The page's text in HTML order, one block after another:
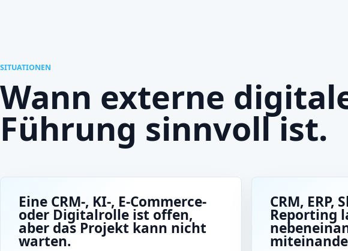
SITUATIONEN
Wann externe
Führung sinnvoll ist.
Eine CRM-, KI-, E-Commerce-
oder Digitalrolle ist offen,
aber das Projekt kann nicht
warten.
CRM, ERP,
Reporting